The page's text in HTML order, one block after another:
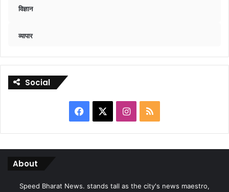
विज्ञान
व्यापार
Social
Facebook Instagram
RSS
About
Speed Bharat News. stands tall as the city's news maestro,